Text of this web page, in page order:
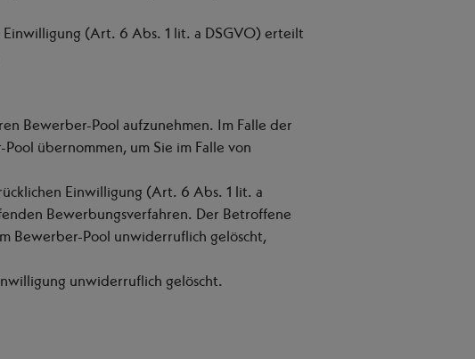
(Art. 6 Abs. 1 lit. a DSGVO) erteilt
Bewerber-Pool aufzunehmen. Im Falle der
übernommen, um Sie im Falle von
Einwilligung (Art. 6 Abs. 1 lit. a
Bewerbungsverfahren. Der Betroffene
Bewerber-Pool unwiderruflich gelöscht,
unwiderruflich gelöscht.